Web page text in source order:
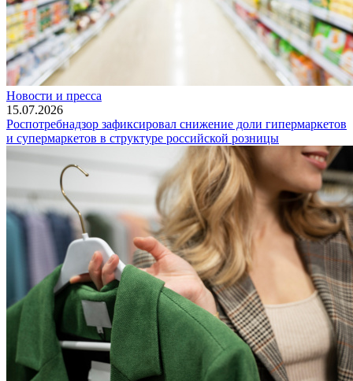
Новости и пресса
15.07.2026
Роспотребнадзор зафиксировал снижение доли гипермаркетов
и супермаркетов в структуре российской розницы